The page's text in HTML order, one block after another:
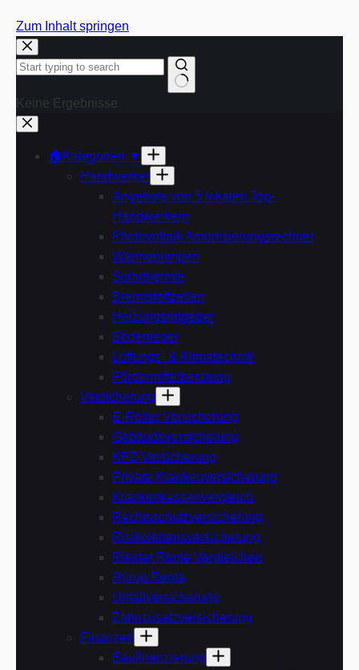
Zum Inhalt springen
Keine Ergebnisse
🏠Kategorien ▼
Handwerker
Angebote von 5 lokalen Top-
Handwerkern
Photovoltaik Amortisierungsrechner
Wärmepumpen
Solarthermie
Brennstoffzellen
Heizungsratgeber
Bodenleger
Lüftungs- & Klimatechnik
Fördermittelberatung
Versicherung
E-Roller Versicherung
Gebäudeversicherung
KFZ-Versicherung
Private Krankenversicherung
Krankenkassenvergleich
Rechtsschutzversicherung
Risikolebensversicherung
Riester Rente Vergleichen
Rürup Rente
Unfallversicherung
Zahnzusatzversicherung
Finanzen
Baufinanzierung